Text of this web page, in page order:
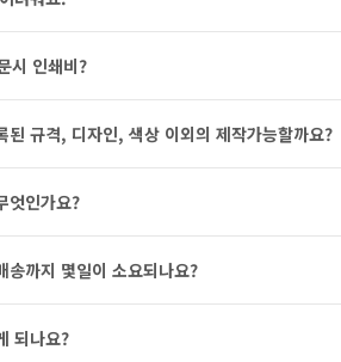
시 인쇄비?
된 규격, 디자인, 색상 이외의 제작가능할까요?
엇인가요?
송까지 몇일이 소요되나요?
되나요?